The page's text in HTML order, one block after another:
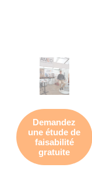
Demandez
uneétude de
faisabilité
gratuite